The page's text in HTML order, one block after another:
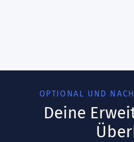
OPTIONAL UND
Deine